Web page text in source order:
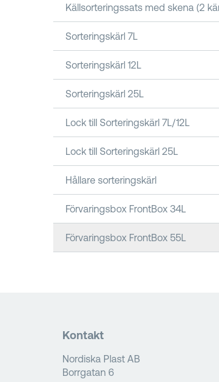
Källsorteringssats med skena (2
Sorteringskärl 7L
Sorteringskärl 12L
Sorteringskärl 25L
Lock till Sorteringskärl 7L/12L
Lock till Sorteringskärl 25L
Hållare sorteringskärl
Förvaringsbox FrontBox 34L
Förvaringsbox FrontBox 55L
Kontakt
Nordiska Plast AB
Borrgatan 6